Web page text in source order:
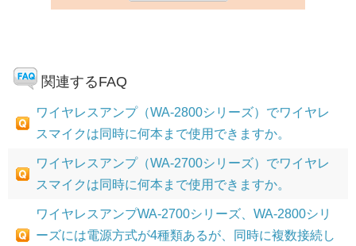
関連するFAQ
ワイヤレスアンプ（WA-2800シリーズ）でワイヤレ
スマイクは同時に何本まで使用できますか。
ワイヤレスアンプ（WA-2700シリーズ）でワイヤレ
スマイクは同時に何本まで使用できますか。
ワイヤレスアンプWA-2700シリーズ、WA-2800シリ
ーズには電源方式が4種類あるが、同時に複数接続し